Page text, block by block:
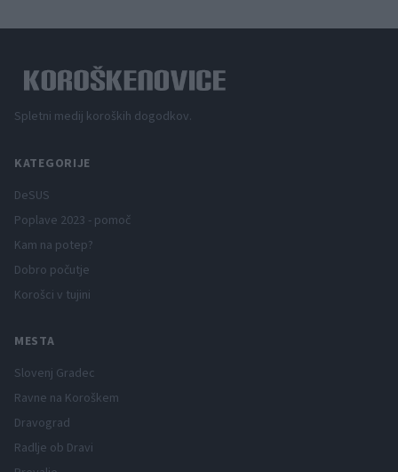
Spletni medij koroških dogodkov.
KATEGORIJE
DeSUS
Poplave 2023 - pomoč
Kam na potep?
Dobro počutje
Korošci v tujini
MESTA
Slovenj Gradec
Ravne na Koroškem
Dravograd
Radlje ob Dravi